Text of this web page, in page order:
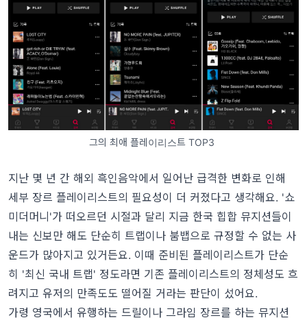
그의 최애 플레이리스트 TOP3
지난 몇 년 간 해외 흑인음악에서 일어난 급격한 변화로 인해
세부 장르 플레이리스트의 필요성이 더 커졌다고 생각해요. '쇼
미더머니'가 떠오르던 시절과 달리 지금 한국 힙합 뮤지션들이
내는 신보만 해도 단순히 트랩이나 붐뱁으로 규정할 수 없는 사
운드가 많아지고 있거든요. 이때 준비된 플레이리스트가 단순
히 '최신 국내 트랩' 정도라면 기존 플레이리스트의 정체성도 흐
려지고 유저의 만족도도 떨어질 거라는 판단이 섰어요.
가령 영국에서 유행하는 드릴이나 그라임 장르를 하는 뮤지션